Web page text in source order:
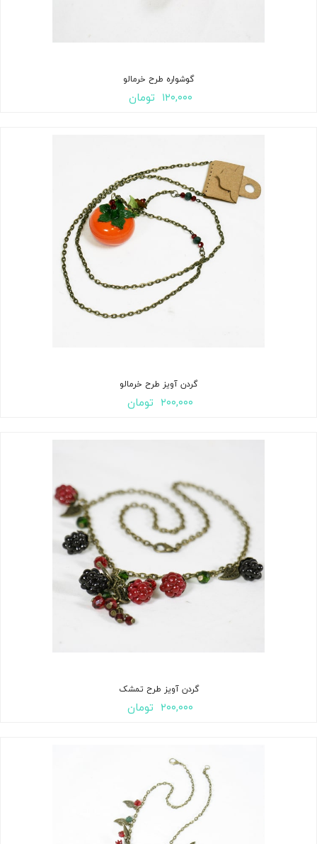
گوشواره طرح خرمالو
۱۲۰,۰۰۰ تومان
گردن آویز طرح خرمالو
۲۰۰,۰۰۰ تومان
گردن آویز طرح تمشک
۲۰۰,۰۰۰ تومان